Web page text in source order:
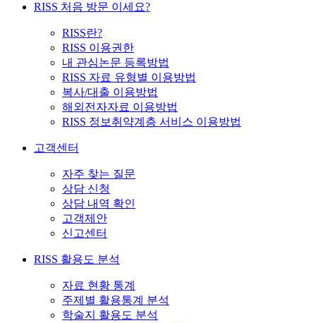
RISS 처음 방문 이세요?
RISS란?
RISS 이용권한
내 관심논문 등록방법
RISS 자료 유형별 이용방법
복사/대출 이용방법
해외전자자료 이용방법
RISS 정보취약계층 서비스 이용방법
고객센터
자주 찾는 질문
상담 신청
상담 내역 확인
고객제안
신고센터
RISS 활용도 분석
자료 현황 통계
주제별 활용통계 분석
학술지 활용도 분석